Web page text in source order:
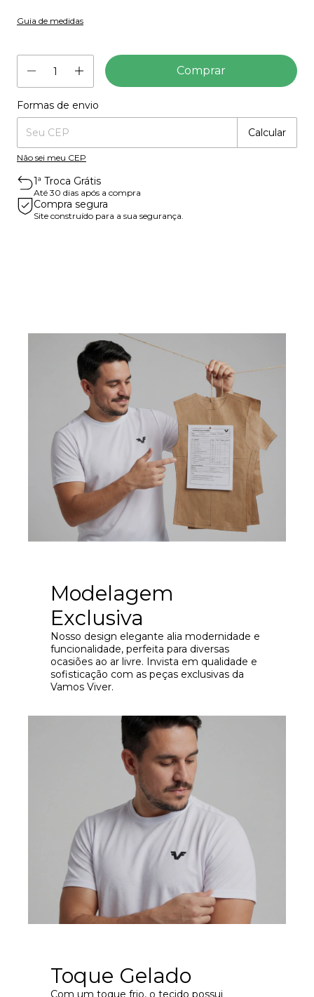
Guia de medidas
Entregas para o CEP:
Formas de envio
Calcular
Não sei meu CEP
1ª Troca Grátis
Até 30 dias após a compra
Compra segura
Site construído para a sua segurança.
Modelagem
Exclusiva
Nosso design elegante alia modernidade e
funcionalidade, perfeita para diversas
ocasiões ao ar livre. Invista em qualidade e
sofisticação com as peças exclusivas da
Vamos Viver.
Toque Gelado
Com um toque frio, o tecido possui